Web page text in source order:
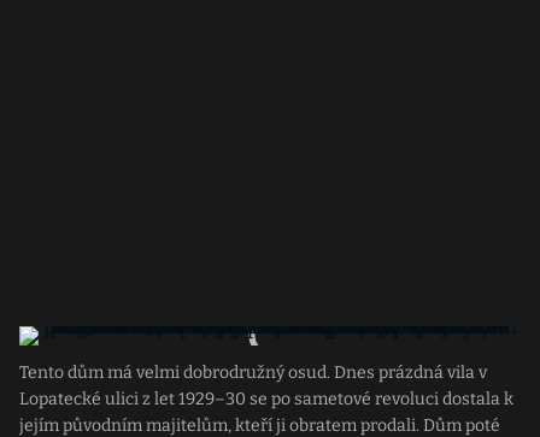
Tento dům má velmi dobrodružný osud. Dnes prázdná vila v
Lopatecké ulici z let 1929–30 se po sametové revoluci dostala k
jejím původním majitelům, kteří ji obratem prodali. Dům poté